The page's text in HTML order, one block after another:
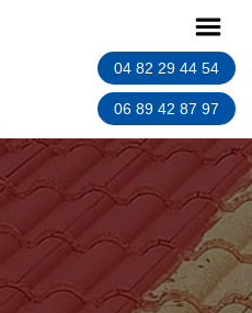
04 82 29 44 54
06 89 42 87 97